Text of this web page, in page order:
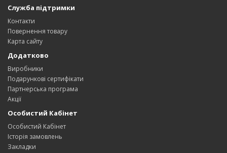
Служба підтримки
Контакти
Повернення товару
Карта сайту
Додатково
Виробники
Подарункові сертифікати
Партнерська програма
Акції
Особистий Кабінет
Особистий Кабінет
Історія замовлень
Закладки